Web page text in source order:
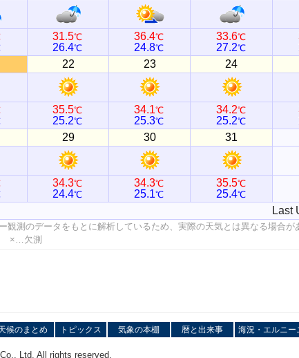
31.5℃
26.4℃
36.4℃
24.8℃
33.6℃
27.2℃
22 23 24
35.5℃
25.2℃
34.1℃
25.3℃
34.2℃
25.2℃
29 30 31
34.3℃
24.4℃
34.3℃
25.1℃
35.5℃
25.4℃
Last
観測のデータをもとに解析しているため、実際の天気とは異なる場合が
×…欠測
候のまとめ トピックス 気象の本棚 暦と出来事 海況・エルニー
Ltd. All rights reserved.